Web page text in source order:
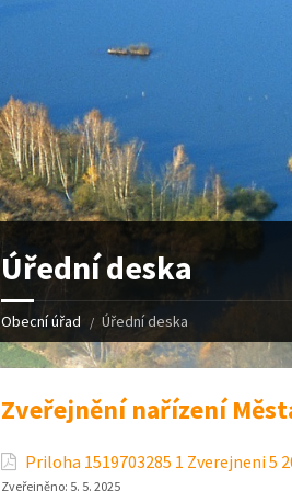
Úřední deska
Obecní úřad Úřední deska
Zveřejnění nařízení
Priloha 1519703285 1 Zverejneni 5
Zveřejněno: 5. 5. 2025